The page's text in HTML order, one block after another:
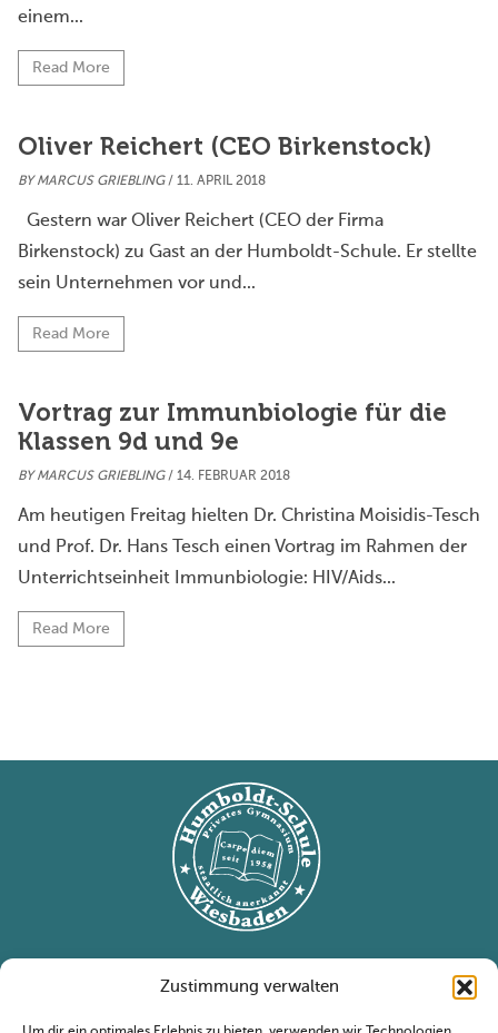
Zustimmung verwalten
einem...
Read More
Oliver Reichert (CEO Birkenstock)
BYMARCUS GRIEBLING/ 11. APRIL 2018
Gestern war Oliver Reichert (CEO der Firma
Birkenstock) zu Gast an der Humboldt-Schule. Er stellte
sein Unternehmen vor und...
Read More
Vortrag zur Immunbiologie für die
Klassen 9d und 9e
BYMARCUS GRIEBLING/ 14. FEBRUAR 2018
Am heutigen Freitag hielten Dr. Christina Moisidis-Tesch
und Prof. Dr. Hans Tesch einen Vortrag im Rahmen der
Unterrichtseinheit Immunbiologie: HIV/Aids...
Read More